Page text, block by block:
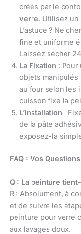
créés par le
verre. Utilisez un
L’astuce ? Ne
fine et uniforme
Laissez sécher
La Fixation : Pour
objets manipulés
au four selon les
cuisson fixe la
L’Installation :
de la pâte
exposez-la
FAQ : Vos
Q : La peinture
R : Absolument, à
et de suivre les
peinture pour verre
aux lavages doux.